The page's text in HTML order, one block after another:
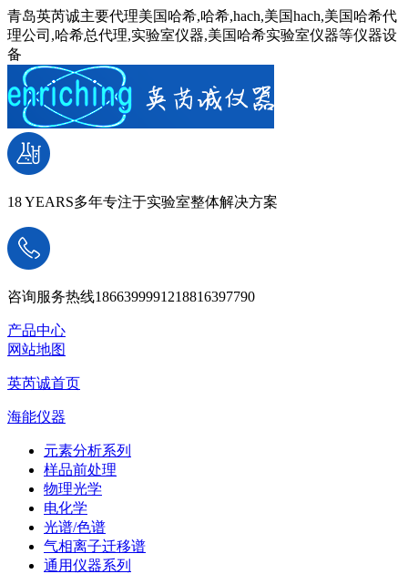
青岛英芮诚主要代理美国哈希,哈希,hach,美国hach,美国哈希代
理公司,哈希总代理,实验室仪器,美国哈希实验室仪器等仪器设
备
18 YEARS多年专注于实验室整体解决方案
咨询服务热线1866399991218816397790
产品中心
网站地图
英芮诚首页
海能仪器
元素分析系列
样品前处理
物理光学
电化学
光谱/色谱
气相离子迁移谱
通用仪器系列